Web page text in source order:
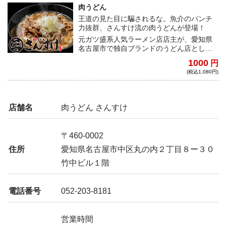
ないだろう。
肉うどん
王道の見た目に騙されるな。魚介のパンチ
力抜群、さんすけ流の肉うどんが登場！
元ガツ盛系人気ラーメン店店主が、愛知県
名古屋市で独自ブランドのうどん店として
メニューの「肉うどん」が登場！透き通る
お出汁に白く滑らかな平打ち麺、どっさり
粉を加えることで、一口食べたときの魚介
のパンチ力は他のうどんとは一線を画すも
のになる。これはあくまで、ガッツリとう
ム溢れる一杯だ。
1000 円
(税込1,080円)
店舗名 肉うどん さんすけ
住所
〒460-0002
愛知県名古屋市中区丸の内２丁目８ー３０
竹中ビル１階
電話番号 052-203-8181
営業時間